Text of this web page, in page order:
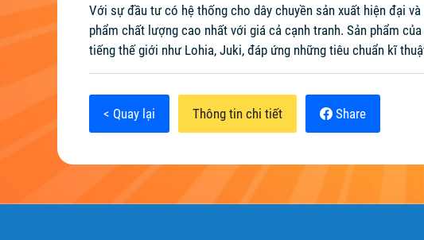
Với sự đầu tư có hệ thống cho dây chuyền sản xuất hiện đại
phẩm chất lượng cao nhất với giá cả cạnh tranh. Sản phẩm
tiếng thế giới như Lohia, Juki, đáp ứng những tiêu chuẩn kĩ
< Quay lại Thông tin chi tiết Share